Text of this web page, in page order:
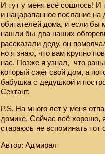
И тут у меня всё сошлось! И
и нацарапанное послание
обитателей дома, и если бы
нашли бы два наших
рассказали деду, он
но я знаю, что вам крупно
нас. Позже я узнал, что
который сжёг свой дом, а
бабушка с дедушкой и
Сектант.
P.S. На много лет у меня
домике. Сейчас всё хорошо,
стараюсь не вспоминать тот
Автор: Адмирал